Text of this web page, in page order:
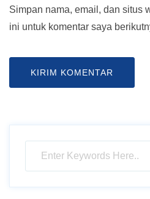
Simpan nama, email, dan situs
ini untuk komentar saya